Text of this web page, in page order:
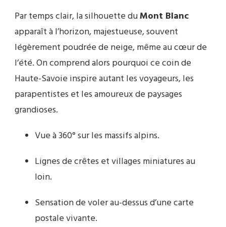
Par temps clair, la silhouette duMont Blanc
apparaît à l’horizon, majestueuse, souvent
légèrement poudrée de neige, même au cœur de
l’été. On comprend alors pourquoi ce coin de
Haute-Savoie inspire autant les voyageurs, les
parapentistes et les amoureux de paysages
grandioses.
Vue à 360° sur les massifs alpins.
Lignes de crêtes et villages miniatures au
loin.
Sensation de voler au-dessus d’une carte
postale vivante.